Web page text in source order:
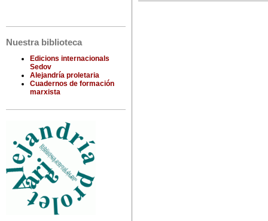
Nuestra biblioteca
Edicions internacionals
Sedov
Alejandría proletaria
Cuadernos de formación
marxista